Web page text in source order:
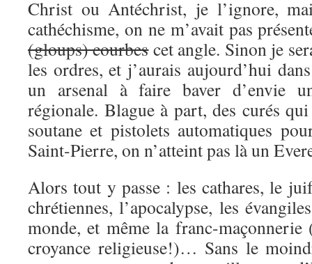
Christ ou Antéchrist, je l’ignore,
cathéchisme, on ne m’avait pas
(gloups) courbescet angle. Sinon je
les ordres, et j’aurais aujourd’hui
un arsenal à faire baver d’envie
régionale. Blague à part, des curés
soutane et pistolets automatiques
Saint-Pierre, on n’atteint pas là un
Alors tout y passe : les cathares, le
chrétiennes, l’apocalypse, les
monde, et même la franc-
croyance religieuse!)… Sans le